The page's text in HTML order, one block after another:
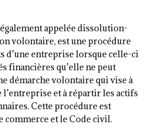
appelée dissolution-
volontaire, est une procédure
d’une entreprise lorsque celle-ci
financières qu’elle ne peut
démarche volontaire qui vise à
l’entreprise et à répartir les actifs
Cette procédure est
commerce et le Code civil.